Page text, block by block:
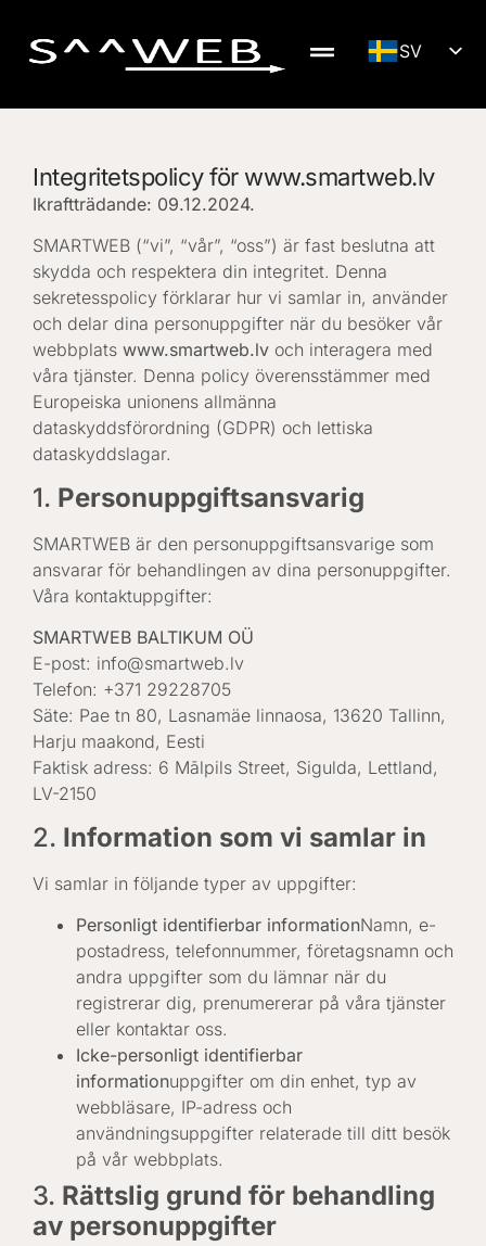
SV
LT
ET
Integritetspolicy för www.smartweb.lv
Ikraftträdande: 09.12.2024.
SMARTWEB (“vi”, “vår”, “oss”) är fast beslutna att
skydda och respektera din integritet. Denna
sekretesspolicy förklarar hur vi samlar in, använder
och delar dina personuppgifter när du besöker vår
webbplats www.smartweb.lv och interagera med
våra tjänster. Denna policy överensstämmer med
Europeiska unionens allmänna
dataskyddsförordning (GDPR) och lettiska
dataskyddslagar.
1. Personuppgiftsansvarig
SMARTWEB är den personuppgiftsansvarige som
ansvarar för behandlingen av dina personuppgifter.
Våra kontaktuppgifter:
SMARTWEB BALTIKUM OÜ
E-post: info@smartweb.lv
Telefon: +371 29228705
Säte: Pae tn 80, Lasnamäe linnaosa, 13620 Tallinn,
Harju maakond, Eesti
Faktisk adress: 6 Mālpils Street, Sigulda, Lettland,
LV-2150
2. Information som vi samlar in
Vi samlar in följande typer av uppgifter:
Personligt identifierbar informationNamn, e-
postadress, telefonnummer, företagsnamn och
andra uppgifter som du lämnar när du
registrerar dig, prenumererar på våra tjänster
eller kontaktar oss.
Icke-personligt identifierbar
informationuppgifter om din enhet, typ av
webbläsare, IP-adress och
användningsuppgifter relaterade till ditt besök
på vår webbplats.
3. Rättslig grund för behandling
av personuppgifter